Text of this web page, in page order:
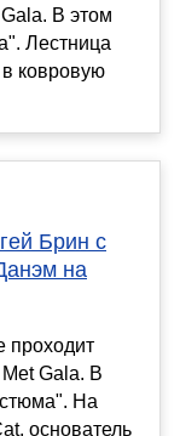
В этом
Лестница
ковровую
Брин с
на
проходит
Gala. В
На
основатель